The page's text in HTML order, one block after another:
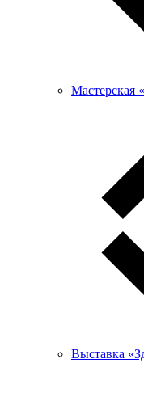
Мастерская
Выставка